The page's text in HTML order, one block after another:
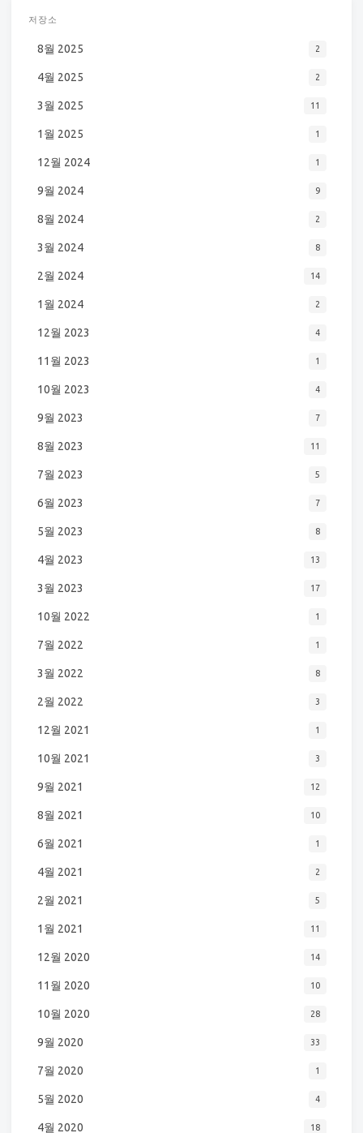
저장소
8월 2025 2
4월 2025 2
3월 2025 11
1월 2025 1
12월 2024 1
9월 2024 9
8월 2024 2
3월 2024 8
2월 2024 14
1월 2024 2
12월 2023 4
11월 2023 1
10월 2023 4
9월 2023 7
8월 2023 11
7월 2023 5
6월 2023 7
5월 2023 8
4월 2023 13
3월 2023 17
10월 2022 1
7월 2022 1
3월 2022 8
2월 2022 3
12월 2021 1
10월 2021 3
9월 2021 12
8월 2021 10
6월 2021 1
4월 2021 2
2월 2021 5
1월 2021 11
12월 2020 14
11월 2020 10
10월 2020 28
9월 2020 33
7월 2020 1
5월 2020 4
4월 2020 18